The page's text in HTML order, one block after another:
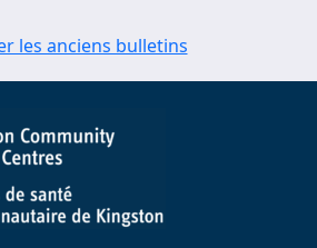
les anciens bulletins